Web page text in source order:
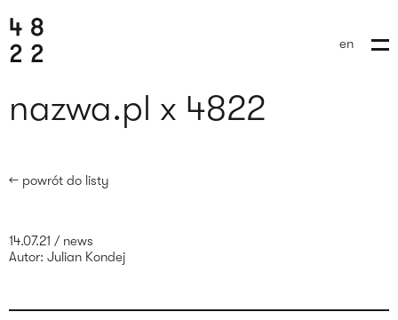
en
nazwa.pl x 4822
← powrót do listy
14.07.21 / news
Autor: Julian Kondej